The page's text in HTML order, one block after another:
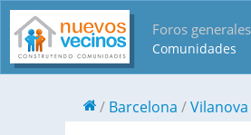
Foros generales
Comunidades
Barcelona